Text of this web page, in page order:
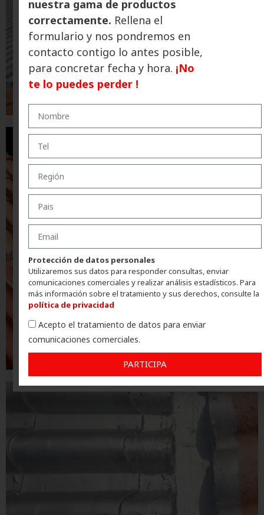
nuestra gama de productos
correctamente. Rellena el
formulario y nos pondremos en
contacto contigo lo antes posible,
para concretar fecha y hora. ¡No
te lo puedes perder !
Protección de datos personales
Utilizaremos sus datos para responder consultas, enviar
comunicaciones comerciales y realizar análisis estadísticos. Para
más información sobre el tratamiento y sus derechos, consulte la
política de privacidad
Acepto el tratamiento de datos para enviar
comunicaciones comerciales.
PARTICIPA